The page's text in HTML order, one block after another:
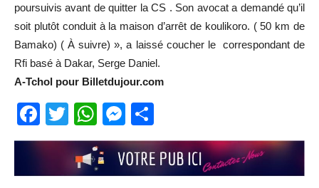
poursuivis avant de quitter la CS . Son avocat a demandé qu’il
soit plutôt conduit à la maison d’arrêt de koulikoro. ( 50 km de
Bamako) ( À suivre) », a laissé coucher le correspondant de
Rfi basé à Dakar, Serge Daniel.
A-Tchol pour Billetdujour.com
Facebook
TwitterWhatsApp
Messenger